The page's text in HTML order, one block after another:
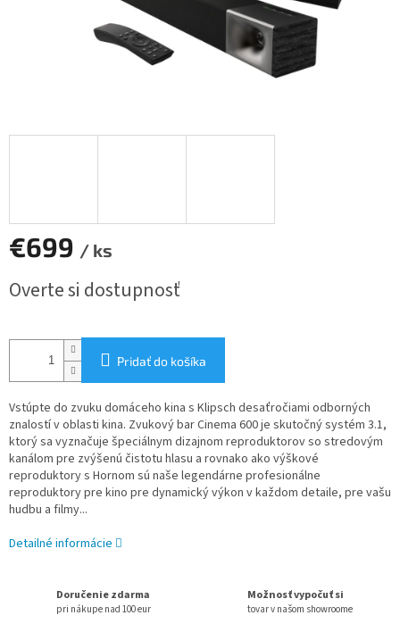
€699 / ks
cena:
Overte si dostupnosť
Pridať do košíka
Vstúpte do zvuku domáceho kina s Klipsch desaťročiami odborných
znalostí v oblasti kina. Zvukový bar Cinema 600 je skutočný systém 3.1,
ktorý sa vyznačuje špeciálnym dizajnom reproduktorov so stredovým
kanálom pre zvýšenú čistotu hlasu a rovnako ako výškové
reproduktory s Hornom sú naše legendárne profesionálne
reproduktory pre kino pre dynamický výkon v každom detaile, pre vašu
hudbu a filmy...
Detailné informácie
Doručenie zdarma
pri nákupe nad 100 eur
Možnosť vypočuť si
tovar v našom showroome